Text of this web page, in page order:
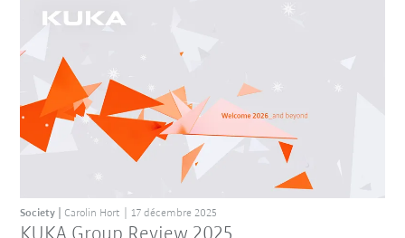
Society Carolin Hort 17 décembre 2025